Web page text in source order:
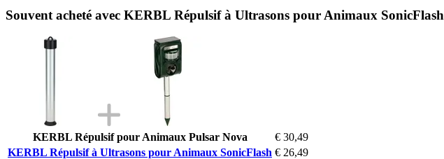
Souvent acheté avec KERBL Répulsif à Ultrasons pour Animaux SonicFlash
KERBL Répulsif pour Animaux Pulsar Nova
€ 30,49
KERBL Répulsif à Ultrasons pour Animaux SonicFlash € 26,49